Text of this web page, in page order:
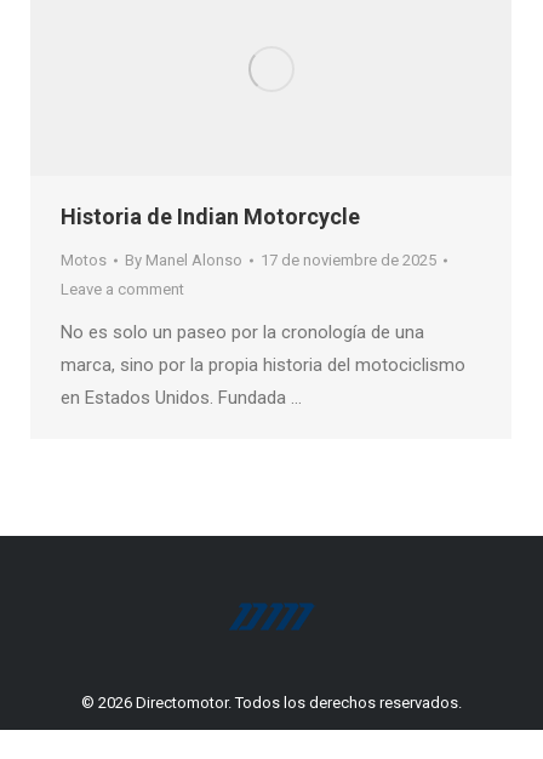
Historia de Indian Motorcycle
Motos By Manel Alonso
17 de noviembre de 2025
Leave a comment
No es solo un paseo por la cronología de una
marca, sino por la propia historia del motociclismo
en Estados Unidos. Fundada …
© 2026 Directomotor. Todos los derechos reservados.